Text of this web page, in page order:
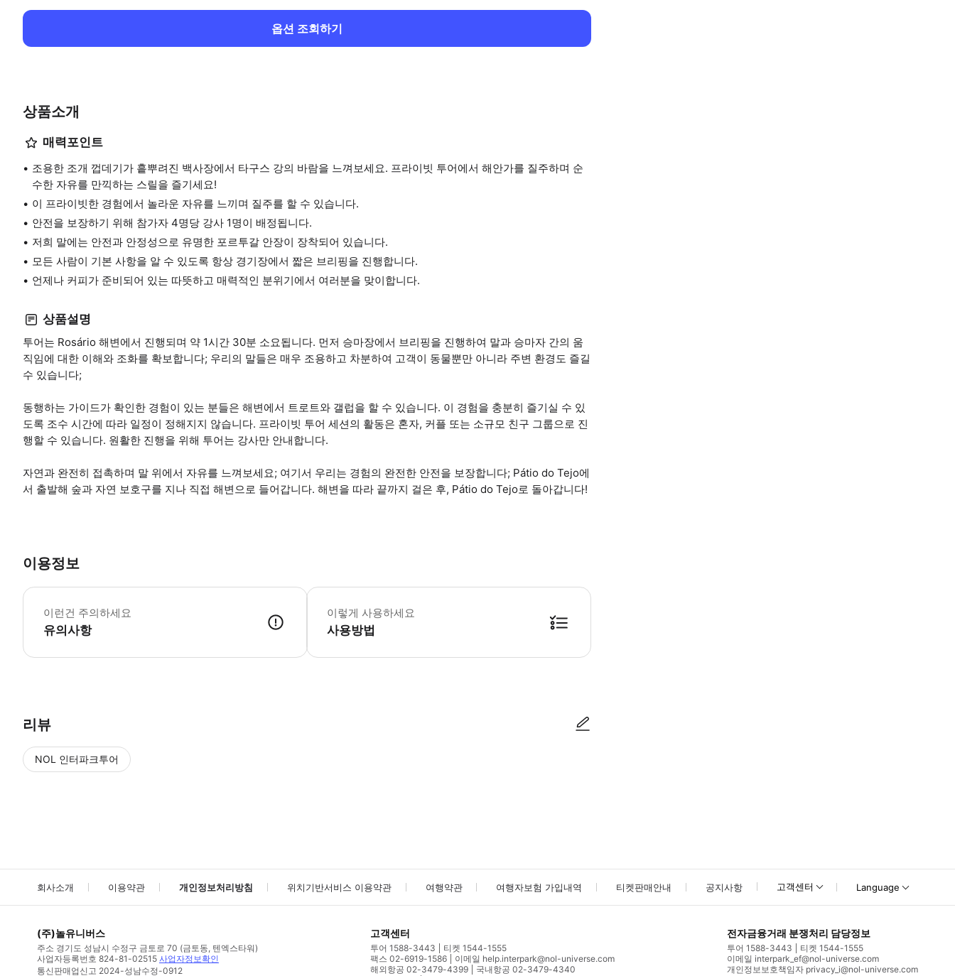
옵션 조회하기
상품소개
매력포인트
조용한 조개 껍데기가 흩뿌려진 백사장에서 타구스 강의 바람을 느껴보세요. 프라이빗 투어에서 해안가를 질주하며 순
수한 자유를 만끽하는 스릴을 즐기세요!
이 프라이빗한 경험에서 놀라운 자유를 느끼며 질주를 할 수 있습니다.
안전을 보장하기 위해 참가자 4명당 강사 1명이 배정됩니다.
저희 말에는 안전과 안정성으로 유명한 포르투갈 안장이 장착되어 있습니다.
모든 사람이 기본 사항을 알 수 있도록 항상 경기장에서 짧은 브리핑을 진행합니다.
언제나 커피가 준비되어 있는 따뜻하고 매력적인 분위기에서 여러분을 맞이합니다.
상품설명
투어는 Rosário 해변에서 진행되며 약 1시간 30분 소요됩니다. 먼저 승마장에서 브리핑을 진행하여 말과 승마자 간의 움
직임에 대한 이해와 조화를 확보합니다; 우리의 말들은 매우 조용하고 차분하여 고객이 동물뿐만 아니라 주변 환경도 즐길
수 있습니다;
동행하는 가이드가 확인한 경험이 있는 분들은 해변에서 트로트와 갤럽을 할 수 있습니다. 이 경험을 충분히 즐기실 수 있
도록 조수 시간에 따라 일정이 정해지지 않습니다. 프라이빗 투어 세션의 활동은 혼자, 커플 또는 소규모 친구 그룹으로 진
행할 수 있습니다. 원활한 진행을 위해 투어는 강사만 안내합니다.
자연과 완전히 접촉하며 말 위에서 자유를 느껴보세요; 여기서 우리는 경험의 완전한 안전을 보장합니다; Pátio do Tejo에
서 출발해 숲과 자연 보호구를 지나 직접 해변으로 들어갑니다. 해변을 따라 끝까지 걸은 후, Pátio do Tejo로 돌아갑니다!
이용정보
이런건 주의하세요
유의사항
* 소요시간 : 90분 (옵션에 따라 소요 시간이 다를 수 있으니, 예약 시 확인 부탁드립니다.)
이렇게 사용하세요
사용방법
리뷰
NOL 인터파크투어
회사소개 이용약관 개인정보처리방침 위치기반서비스 이용약관 여행약관 여행자보험 가입내역 티켓판매안내 공지사항 고객센터 Language
(주)놀유니버스
주소 경기도 성남시 수정구 금토로 70 (금토동, 텐엑스타워)
사업자등록번호 824-81-02515 사업자정보확인
통신판매업신고 2024-성남수정-0912
고객센터
투어 1588-3443
티켓 1544-1555
팩스 02-6919-1586
이메일 help.interpark@nol-universe.com
해외항공 02-3479-4399
국내항공 02-3479-4340
전자금융거래 분쟁처리 담당정보
투어 1588-3443
티켓 1544-1555
이메일 interpark_ef@nol-universe.com
개인정보보호책임자 privacy_i@nol-universe.com